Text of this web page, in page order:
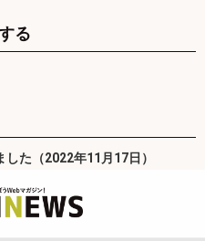
る
た（2022年11月17日）